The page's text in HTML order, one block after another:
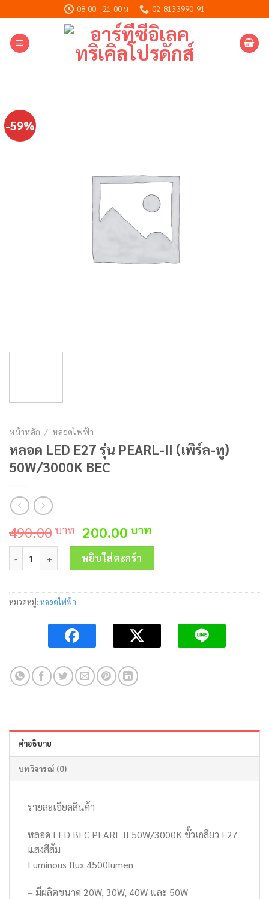
to
content
08:00 - 21:00 น. 02-8133990-91
-59%
หน้าหลัก / หลอดไฟฟ้า
หลอด LED E27 รุ่น PEARL-II (เพิร์ล-ทู)
50W/3000K BEC
490.00บาท Original
price
was:
490.00 บาท.
200.00 บาท
price
200.00 บาท.
จำนวน หลอด LED E27 รุ่น PEARL-II (เพิร์ล-ทู) 50W/3000K BEC ชิ้น
หยิบใส่ตะกร้า
หมวดหมู่: หลอดไฟฟ้า
คำอธิบาย
บทวิจารณ์ (0)
รายละเอียดสินค้า
หลอด LED BEC PEARL II 50W/3000K ขั้วเกลียว E27
แสงสีส้ม
Luminous flux 4500lumen
– มีผลิตขนาด 20W, 30W, 40W และ 50W